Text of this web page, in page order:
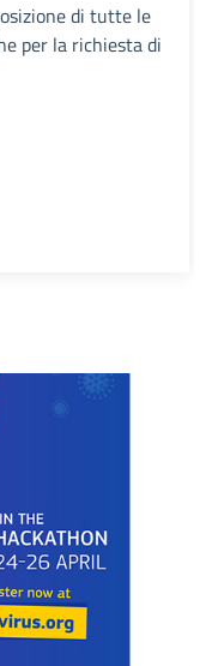
di tutte le
per la richiesta di